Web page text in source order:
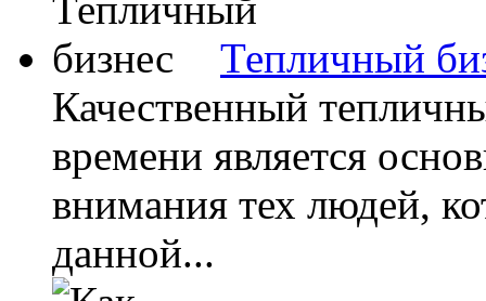
Тепличный
Качественный
времени является
внимания тех людей,
данной...